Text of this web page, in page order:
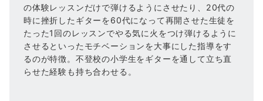
の体験レッスンだけで弾けるようにさせたり、20代の
時に挫折したギターを60代になって再開させた生徒を
たった1回のレッスンでやる気に火をつけ弾けるように
させるといったモチベーションを大事にした指導をす
るのが特徴。不登校の小学生をギターを通して立ち直
らせた経験も持ち合わせる。